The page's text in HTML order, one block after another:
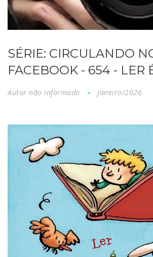
SÉRIE: CIRCULANDO
FACEBOOK - 654 - LER
Autor não informado Janeiro/2026